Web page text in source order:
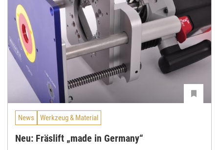
News Werkzeug & Material
Neu: Fräslift „made in Germany“